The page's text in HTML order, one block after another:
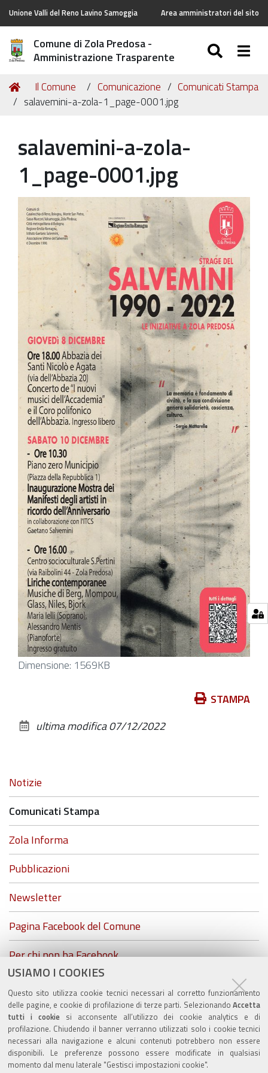
USIAMO I COOKIES
Questo sito utilizza cookie tecnici necessari al corretto funzionamento
delle pagine, e cookie di profilazione di terze parti. Selezionando Accetta
tutti i cookiesi acconsente all’utilizzo dei cookie analytics e di
profilazione. Chiudendo il banner verranno utilizzati solo i cookie tecnici
necessari alla navigazione e alcuni contenuti potrebbero non essere
disponibili. Le preferenze possono essere modificate in qualsiasi
momento dal menu laterale "Gestisci impostazioni cookie".
Unione Valli del Reno Lavino Samoggia Area amministratori del sito
Comune di Zola Predosa -
Amministrazione Trasparente
Tu
sei
Home
Il Comune Comunicazione
Comunicati Stampa
salavemini-a-zola-1_page-0001.jpg
salavemini-a-zola-
1_page-0001.jpg
Clicca
alle
Dimensione: 1569KB
documento
STAMPA
ultima modifica07/12/2022
Navigazione
Notizie
Comunicati Stampa
Zola Informa
Pubblicazioni
Newsletter
Pagina Facebook del Comune
Per chi non ha Facebook...
ZolaGram - il canale Telegram del Comune di Zola
Predosa
Valuta questo sito